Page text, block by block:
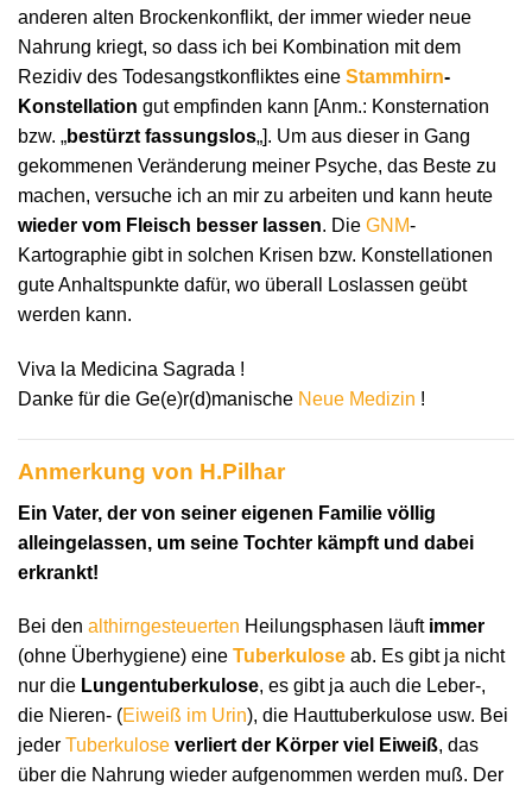
anderen alten Brockenkonflikt, der immer wieder neue
Nahrung kriegt, so dass ich bei Kombination mit dem
Rezidiv des Todesangstkonfliktes eine Stammhirn-
Konstellation gut empfinden kann [Anm.: Konsternation
bzw. „bestürzt fassungslos„]. Um aus dieser in Gang
gekommenen Veränderung meiner Psyche, das Beste zu
machen, versuche ich an mir zu arbeiten und kann heute
wieder vom Fleisch besser lassen. Die GNM-
Kartographie gibt in solchen Krisen bzw. Konstellationen
gute Anhaltspunkte dafür, wo überall Loslassen geübt
werden kann.
Viva la Medicina Sagrada !
Danke für die Ge(e)r(d)manische Neue Medizin !
Anmerkung von H.Pilhar
Ein Vater, der von seiner eigenen Familie völlig
alleingelassen, um seine Tochter kämpft und dabei
erkrankt!
Bei den althirngesteuerten Heilungsphasen läuft immer
(ohne Überhygiene) eine Tuberkulose ab. Es gibt ja nicht
nur die Lungentuberkulose, es gibt ja auch die Leber-,
die Nieren- (Eiweiß im Urin), die Hauttuberkulose usw. Bei
jeder Tuberkulose verliert der Körper viel Eiweiß, das
über die Nahrung wieder aufgenommen werden muß. Der